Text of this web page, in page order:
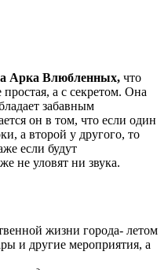
Арка Влюбленных, что
а с секретом. Она
забавным
он в том, что если один
а второй у другого, то
если будут
не уловят ни звука.
жизни города- летом
и другие мероприятия, а